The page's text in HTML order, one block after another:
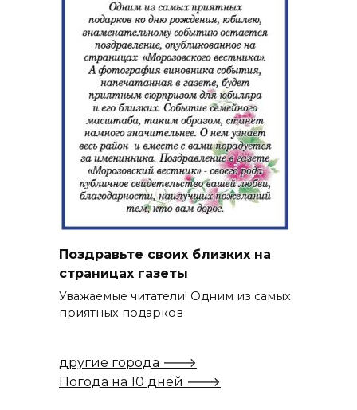
Поздравьте своих близких на
страницах газеты
Уважаемые читатели! Одним из самых
приятных подарков
другие города 🡒
Погода на 10 дней 🡒